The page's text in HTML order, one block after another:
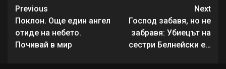
Continue
Reading
Previous
Поклон. Още един ангел
отиде на небето.
Почивай в мир
Next
Господ забавя, но не
забравя: Убиецът на
сестри Белнейски е…